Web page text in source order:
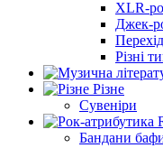
XLR-
Джек-
Різні
Різне
Сувеніри
Бандани